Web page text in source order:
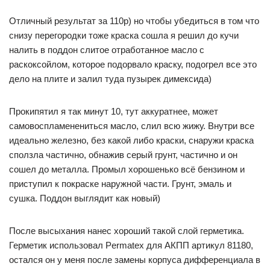
Отличный результат за 110р) но чтобы убедиться в том что
снизу перегородки тоже краска сошла я решил до кучи
налить в поддон слитое отработанное масло с
раскоксойлом, которое подорвало краску, подогрел все это
дело на плите и залил туда пузырек димексида)
Прокипятил я так минут 10, тут аккуратнее, может
самовоспламенениться масло, слил всю жижу. Внутри все
идеально железно, без какой либо краски, снаружи краска
сползла частично, обнажив серый грунт, частично и он
сошел до металла. Промыл хорошенько всё бензином и
приступил к покраске наружной части. Грунт, эмаль и
сушка. Поддон выглядит как новый)
После высыхания нанес хороший такой слой герметика.
Герметик использовал Permatex для АКПП артикул 81180,
остался он у меня после замены корпуса дифференциала в